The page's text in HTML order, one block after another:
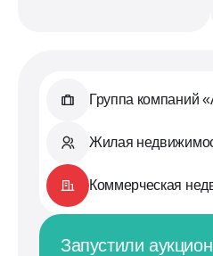
Группа компаний
Жилая
Коммерческая
Запустили аукцион